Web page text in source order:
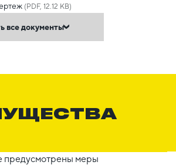
(PDF, 12.12 KB)
все документы
предусмотрены меры